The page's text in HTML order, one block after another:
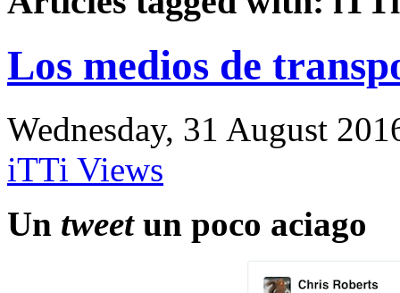
Los medios de
Wednesday, 31 August
iTTi Views
Un tweetun poco aciago